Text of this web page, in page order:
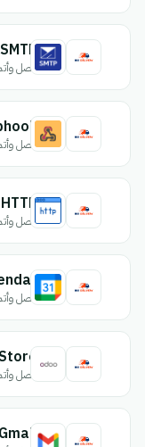
اتصل
اتصل
اتصل
اتصل
اتصل